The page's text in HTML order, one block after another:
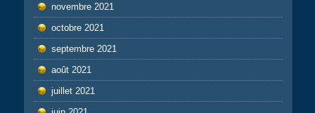
novembre 2021
octobre 2021
septembre 2021
août 2021
juillet 2021